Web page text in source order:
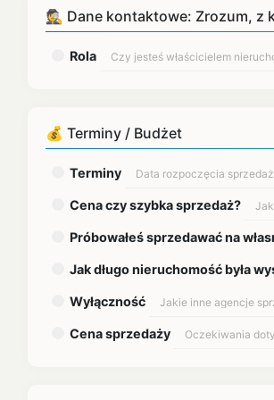
🕵 Dane kontaktowe: Zrozum, z
Rola
💰 Terminy / Budżet
Terminy
Cena czy szybka sprzedaż?
Próbowałeś sprzedawać na
Jak długo nieruchomość była
Wyłączność
Cena sprzedaży